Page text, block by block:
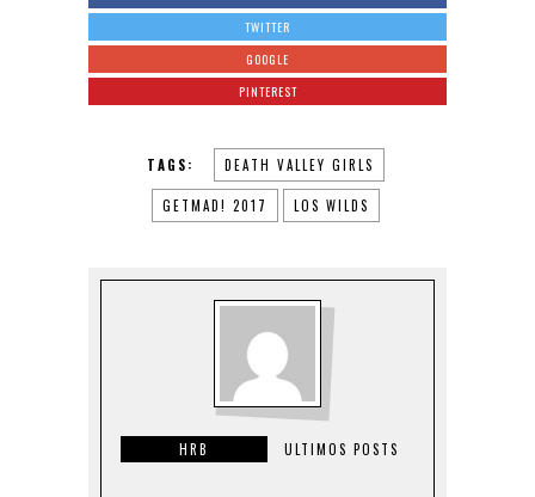
TWITTER
GOOGLE
PINTEREST
TAGS: DEATH VALLEY GIRLS
GETMAD! 2017 LOS WILDS
HRB ULTIMOS POSTS